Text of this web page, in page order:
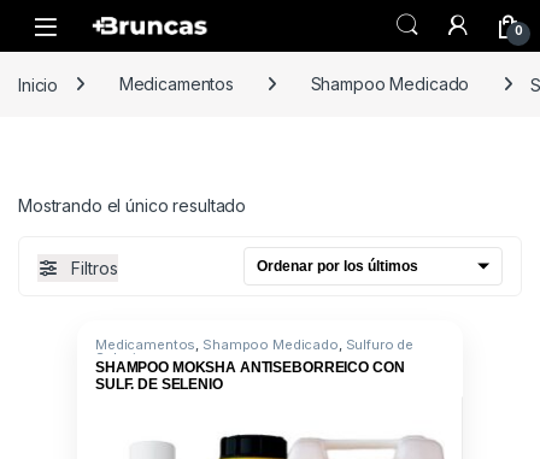
Skip to navigation
Skip to content
0
Inicio Medicamentos Shampoo Medicado
Mostrando el único resultado
Filtros
Medicamentos, Shampoo Medicado, Sulfuro de
Selenio
SHAMPOO MOKSHA ANTISEBORREICO CON
SULF. DE SELENIO